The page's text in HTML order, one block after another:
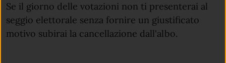
Se il giorno delle votazioni non ti presenterai al
seggio elettorale senza fornire un giustificato
motivo subirai la cancellazione dall'albo.